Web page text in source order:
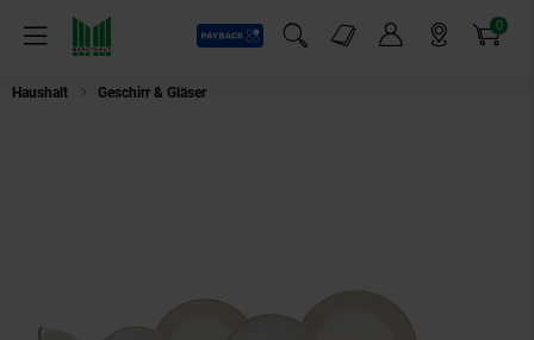
Menü
Payback
Suchfeld einblenden
Markt-Angebote 0
Artikel
Haushalt Geschirr & Gläser